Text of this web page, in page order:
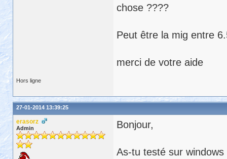
chose ????
Peut être la mig entre
merci de votre aide
Hors ligne
27-01-2014 13:39:25
erasorz
Admin Bonjour,
As-tu testé sur windows